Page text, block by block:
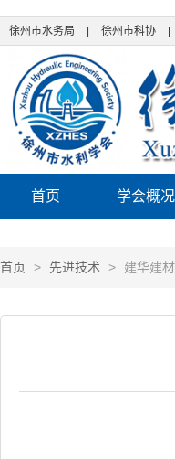
徐州市水务局 徐州市科协
首页 学会概况
首页 > 先进技术 > 建华建